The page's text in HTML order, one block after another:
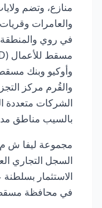
منازع، وتضم
والعامرات
في روي والمنطقة
وأوكيو وبنك
والقُرم مركز
الشركات متعددة
بالسيب مناطق
مجموعة ليفا ش
السجل التجاري
الاستثمار
في محافظة